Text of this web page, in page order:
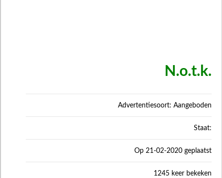
N.o.t.k.
Advertentiesoort: Aangeboden
Staat:
Op 21-02-2020 geplaatst
1245 keer bekeken